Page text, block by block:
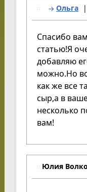
Ольга
Спасибо
статью!Я
добавляю
можно.Но
как же все
сыр,а в
несколько
вам!
Юлия